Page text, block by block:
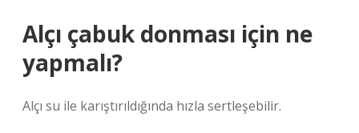
Alçı çabuk donması için ne
yapmalı?
Alçı su ile karıştırıldığında hızla sertleşebilir.